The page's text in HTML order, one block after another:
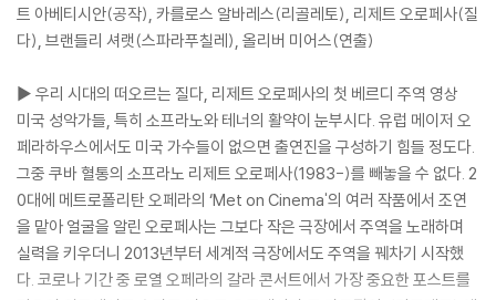
트 아베티시안(공작), 카를로스 알바레스(리골레토), 리제트 오로페사(질
다), 브랜들리 셔랫(스파라푸칠레), 올리버 미어스(연출)
▶ 우리 시대의 떠오르는 질다, 리제트 오로페사의 첫 베르디 주역 영상
미국 성악가들, 특히 소프라노와 테너의 활약이 눈부시다. 유럽 메이저 오
페라하우스에서도 미국 가수들이 없으면 출연진을 구성하기 힘들 정도다.
그중 쿠바 혈통의 소프라노 리제트 오로페사(1983-)를 빼놓을 수 없다. 2
0대에 메트로폴리탄 오페라의 ‘Met on Cinema'의 여러 작품에서 조연
을 맡아 얼굴을 알린 오로페사는 그보다 작은 극장에서 주역을 노래하며
실력을 키우더니 2013년부터 세계적 극장에서도 주역을 꿰차기 시작했
다. 코로나 기간 중 로열 오페라의 갈라 콘서트에서 가장 중요한 포스트를